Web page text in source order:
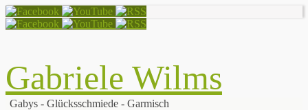
Gabriele Wilms
Gabys - Glücksschmiede - Garmisch